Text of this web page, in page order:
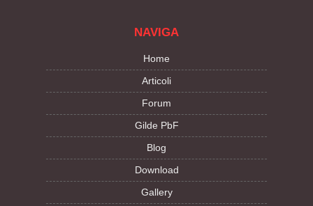
NAVIGA
Home
Articoli
Forum
Gilde PbF
Blog
Download
Gallery